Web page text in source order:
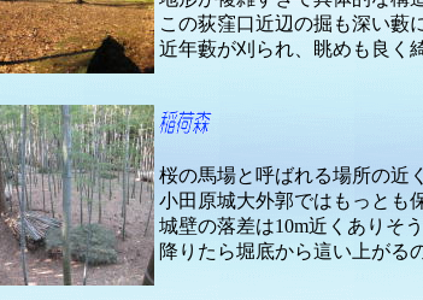
この荻窪口近辺の掘も深い藪
近年藪が刈られ、眺めも良く
桜の馬場と呼ばれる場所の近
小田原城大外郭ではもっとも
城壁の落差は10m近くありそう
降りたら堀底から這い上がる